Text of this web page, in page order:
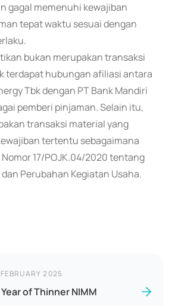
gagal memenuhi kewajiban
tepat waktu sesuai dengan
bukan merupakan transaksi
terdapat hubungan afiliasi antara
Tbk dengan PT Bank Mandiri
pemberi pinjaman. Selain itu,
transaksi material yang
tertentu sebagaimana
17/POJK.04/2020 tentang
Perubahan Kegiatan Usaha.
2025
of Thinner NIMM